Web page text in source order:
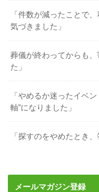
「件数が減ったことで
気づきました」
葬儀が終わってからも
た」
「やめるか迷ったイベ
軸”になりました」
「探すのをやめたとき
メールマガジン登録